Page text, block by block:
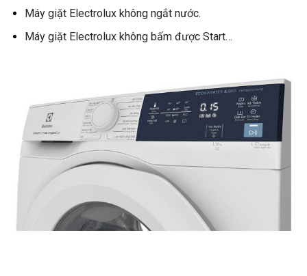
Máy giặt Electrolux không ngắt nước.
Máy giặt Electrolux không bấm được Start…